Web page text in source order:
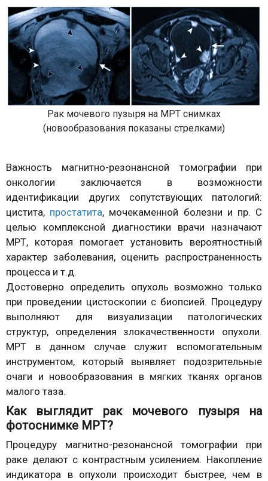
Рак мочевого пузыря на МРТ снимках
(новообразования показаны стрелками)
Важность магнитно-резонансной томографии при
онкологии заключается в возможности
идентификации других сопутствующих патологий:
цистита, простатита, мочекаменной болезни и пр. С
целью комплексной диагностики врачи назначают
МРТ, которая помогает установить вероятностный
характер заболевания, оценить распространенность
процесса и т.д.
Достоверно определить опухоль возможно только
при проведении цистоскопии с биопсией. Процедуру
выполняют для визуализации патологических
структур, определения злокачественности опухоли.
МРТ в данном случае служит вспомогательным
инструментом, который выявляет подозрительные
очаги и новообразования в мягких тканях органов
малого таза.
Как выглядит рак мочевого пузыря на
фотоснимке МРТ?
Процедуру магнитно-резонансной томографии при
раке делают с контрастным усилением. Накопление
индикатора в опухоли происходит быстрее, чем в